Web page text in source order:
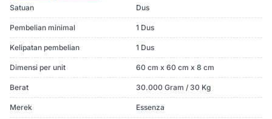
Satuan Dus
Pembelian minimal 1 Dus
Kelipatan pembelian 1 Dus
Dimensi per unit 60 cm x 60 cm x 8 cm
Berat 30.000 Gram / 30 Kg
Merek Essenza